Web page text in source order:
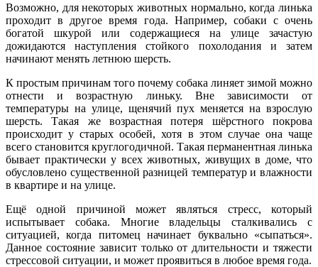
Возможно, для некоторых животных нормально, когда линька
проходит в другое время года. Например, собаки с очень
богатой шкурой или содержащиеся на улице зачастую
дожидаются наступления стойкого похолодания и затем
начинают менять летнюю шерсть.
К простым причинам того почему собака линяет зимой можно
отнести и возрастную линьку. Вне зависимости от
температуры на улице, щенячий пух меняется на взрослую
шерсть. Такая же возрастная потеря шёрстного покрова
происходит у старых особей, хотя в этом случае она чаще
всего становится круглогодичной. Такая перманентная линька
бывает практически у всех животных, живущих в доме, что
обусловлено существенной разницей температур и влажности
в квартире и на улице.
Ещё одной причиной может являться стресс, который
испытывает собака. Многие владельцы сталкивались с
ситуацией, когда питомец начинает буквально «сыпаться».
Данное состояние зависит только от длительности и тяжести
стрессовой ситуации, и может проявиться в любое время года.